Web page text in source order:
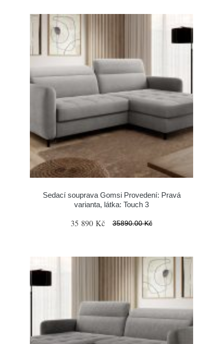
Sedací souprava Gomsi Provedení: Pravá
varianta, látka: Touch 3
35 890 Kč 35890.00 Kč